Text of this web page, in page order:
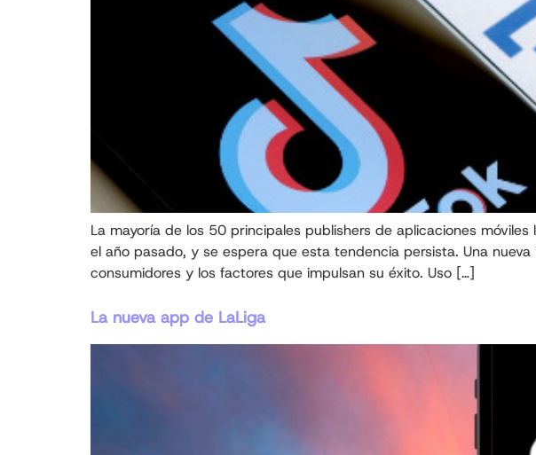
La mayoría de los 50 principales publishers de aplicaciones
el año pasado, y se espera que esta tendencia persista. Una
consumidores y los factores que impulsan su éxito. Uso […]
La nueva app de LaLiga